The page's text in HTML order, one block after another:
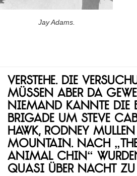
Jay Adams.
Verstehe. Die
müssen aber da
Niemand kannte die
Brigade um Steve
Hawk, Rodney
Mountain. Nach
Animal Chin“
quasi über Nacht zu